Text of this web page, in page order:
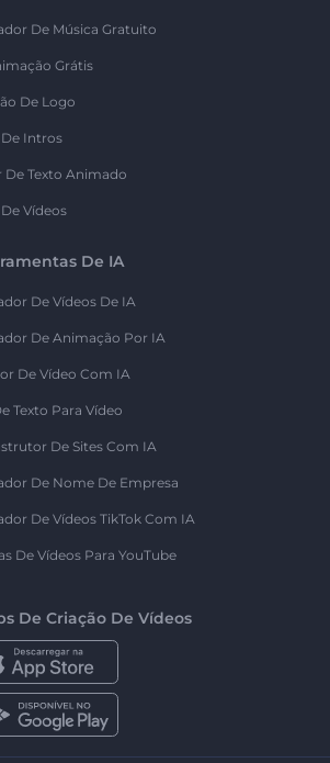
De Música Gratuito
Grátis
De Logo
Intros
De Texto Animado
Vídeos
De IA
De Vídeos De IA
De Animação Por IA
De Vídeo Com IA
Texto Para Vídeo
De Sites Com IA
De Nome De Empresa
De Vídeos TikTok Com IA
De Vídeos Para YouTube
De Criação De Vídeos